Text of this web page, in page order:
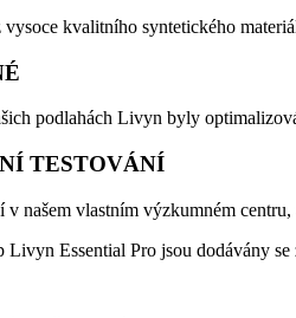
kvalitního syntetického
podlahách Livyn byly
TESTOVÁNÍ
v našem vlastním výzkumném
Livyn Essential Pro jsou dodávány